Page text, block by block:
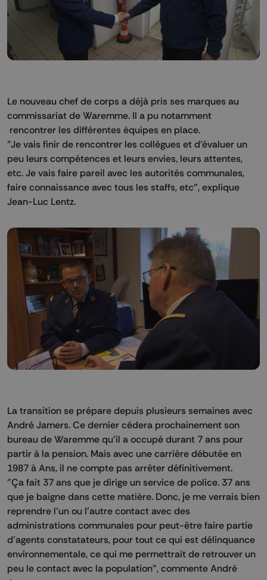
Le nouveau chef de corps a déjà pris ses marques au
commissariat de Waremme. Il a pu notamment
rencontrer les différentes équipes en place.
"Je vais finir de rencontrer les collègues et d'évaluer un
peu leurs compétences et leurs envies, leurs attentes,
etc. Je vais faire pareil avec les autorités communales,
faire connaissance avec tous les staffs, etc", explique
Jean-Luc Lentz.
La transition se prépare depuis plusieurs semaines avec
André Jamers. Ce dernier cédera prochainement son
bureau de Waremme qu’il a occupé durant 7 ans pour
partir à la pension. Mais avec une carrière débutée en
1987 à Ans, il ne compte pas arrêter définitivement.
"Ça fait 37 ans que je dirige un service de police. 37 ans
que je baigne dans cette matière. Donc, je me verrais bien
reprendre l'un ou l'autre contact avec des
administrations communales pour peut-être faire partie
d'agents constatateurs, pour tout ce qui est délinquance
environnementale, ce qui me permettrait de retrouver un
peu le contact avec la population", commente André